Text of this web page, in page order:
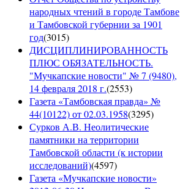
народных чтений в городе Тамбове
и Тамбовской губернии за 1901
год(3015)
ДИСЦИПЛИНИРОВАННОСТЬ
ПЛЮС ОБЯЗАТЕЛЬНОСТЬ.
"Мучкапские новости" № 7 (9480),
14 февраля 2018 г.(2553)
Газета «Тамбовская правда» №
44(10122) от 02.03.1958(3295)
Сурков А.В. Неолитические
памятники на территории
Тамбовской области (к истории
исследований)(4597)
Газета «Мучкапские новости»